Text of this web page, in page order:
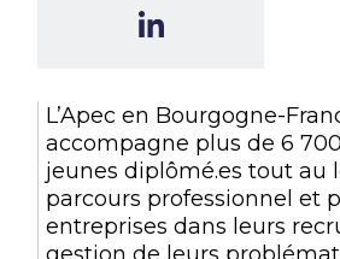
L’Apec en Bourgogne-
accompagne plus de 6
jeunes diplômé.es tout au
parcours professionnel et
entreprises dans leurs
gestion de leurs